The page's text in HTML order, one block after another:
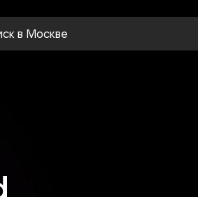
в Москве